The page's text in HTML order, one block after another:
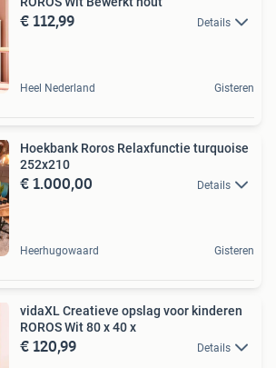
€ 112,99 Details
Heel Nederland Gisteren
Hoekbank Roros Relaxfunctie turquoise
252x210
€ 1.000,00 Details
Heerhugowaard Gisteren
vidaXL Creatieve opslag voor kinderen
ROROS Wit 80 x 40 x
€ 120,99 Details